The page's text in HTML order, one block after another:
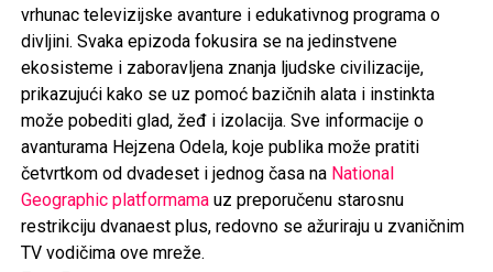
vrhunac televizijske avanture i edukativnog programa o
divljini. Svaka epizoda fokusira se na jedinstvene
ekosisteme i zaboravljena znanja ljudske civilizacije,
prikazujući kako se uz pomoć bazičnih alata i instinkta
može pobediti glad, žeđ i izolacija. Sve informacije o
avanturama Hejzena Odela, koje publika može pratiti
četvrtkom od dvadeset i jednog časa na National
Geographic platformamauz preporučenu starosnu
restrikciju dvanaest plus, redovno se ažuriraju u zvaničnim
TV vodičima ove mreže.